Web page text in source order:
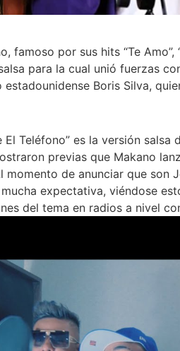
famoso por sus hits “Te Amo”,
para la cual unió fuerzas
Boris Silva,
Teléfono” es la versión
previas que Makano
de anunciar que son
expectativa, viéndose
del tema en radios a nivel